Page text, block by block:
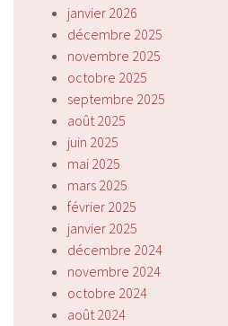
janvier 2026
décembre 2025
novembre 2025
octobre 2025
septembre 2025
août 2025
juin 2025
mai 2025
mars 2025
février 2025
janvier 2025
décembre 2024
novembre 2024
octobre 2024
août 2024